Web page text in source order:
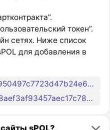
токен”.
сетях. Ниже список
для добавления в
0x3b790d651e950497c7723d47b24e6f61534f7969
0xd1cd49a08aef3af93457aec17c786c2b7f48ecd7